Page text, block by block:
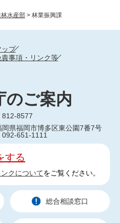
林水産部 > 林業振興課
ップ
責事項・リンク等
のご案内
812-8577
岡県福岡市博多区東公園7番7号
651-1111
する
クについてをご覧ください。
総合相談窓口